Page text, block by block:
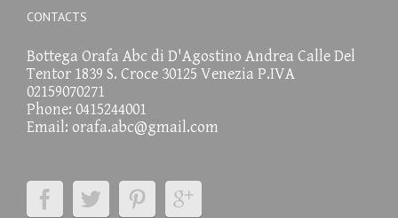
CONTACTS
Bottega Orafa Abc di D'Agostino Andrea Calle Del
Tentor 1839 S. Croce 30125 Venezia P.IVA
02159070271
Phone: 0415244001
Email: orafa.abc@gmail.com